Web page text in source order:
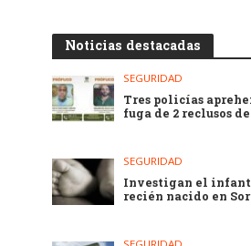
Noticias destacadas
SEGURIDAD
Tres policías
fuga de 2 reclusos
SEGURIDAD
Investigan el
recién nacido en